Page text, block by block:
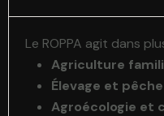
Le ROPPA agit dans
Agriculture
Élevage et pêche
Agroécologie et